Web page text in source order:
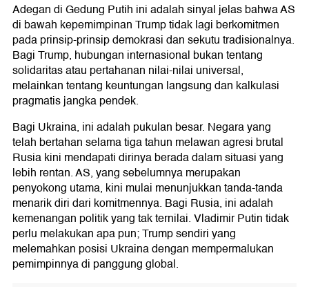
Adegan di Gedung Putih ini adalah sinyal jelas bahwa AS
di bawah kepemimpinan Trump tidak lagi berkomitmen
pada prinsip-prinsip demokrasi dan sekutu tradisionalnya.
Bagi Trump, hubungan internasional bukan tentang
solidaritas atau pertahanan nilai-nilai universal,
melainkan tentang keuntungan langsung dan kalkulasi
pragmatis jangka pendek.
Bagi Ukraina, ini adalah pukulan besar. Negara yang
telah bertahan selama tiga tahun melawan agresi brutal
Rusia kini mendapati dirinya berada dalam situasi yang
lebih rentan. AS, yang sebelumnya merupakan
penyokong utama, kini mulai menunjukkan tanda-tanda
menarik diri dari komitmennya. Bagi Rusia, ini adalah
kemenangan politik yang tak ternilai. Vladimir Putin tidak
perlu melakukan apa pun; Trump sendiri yang
melemahkan posisi Ukraina dengan mempermalukan
pemimpinnya di panggung global.